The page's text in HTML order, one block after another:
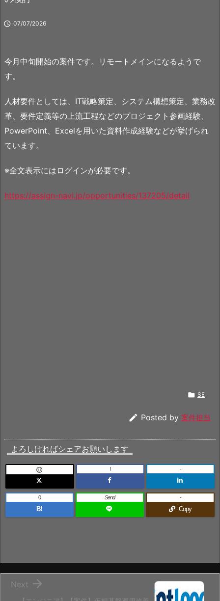
 07/07/2026
今月中旬開始の案件です。リモートメインになるようで
す。
人材要件としては、IT戦略策定、システム構想策定、業務改
革、要件定義等の上流工程などのプロジェクト参画経験、
PowerPoint、Excelを用いた資料作成経験などが挙げられ
ています。
※全文表示にはログインが必要です。
https://assign-navi.jp/opportunities/137205/detail
 SE
 Posted by 案件担当
よろしければシェアお願いします
 ! -
B!
0 Send
Copy
-

Next